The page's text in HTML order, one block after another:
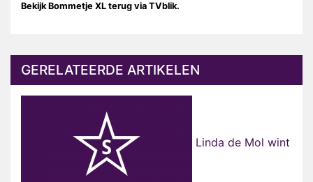
Bekijk Bommetje XL terug via TVblik.
GERELATEERDE ARTIKELEN
Linda de Mol wint